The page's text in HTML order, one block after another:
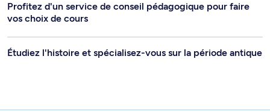
Profitez d'un service de conseil pédagogique pour faire
vos choix de cours
Étudiez l'histoire et spécialisez-vous sur la période antique